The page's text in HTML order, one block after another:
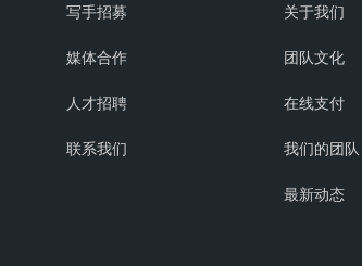
写手招募
媒体合作
人才招聘
联系我们
关于我们
团队文化
在线支付
我们的团队
最新动态